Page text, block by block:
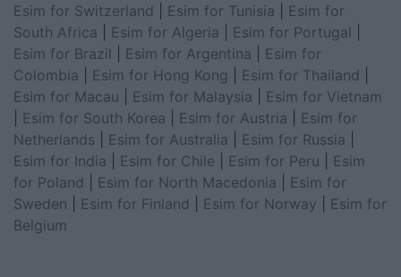
Esim for Switzerland
Esim for Tunisia
Esim for
South Africa
Esim for Algeria Esim for Portugal
Esim for Brazil
Esim for Argentina
Esim for
Colombia
Esim for Hong Kong Esim for Thailand
Esim for Macau
Esim for Malaysia
Esim for Vietnam
Esim for South Korea Esim for Austria
Esim for
Netherlands
Esim for Australia Esim for Russia
Esim for India
Esim for Chile Esim for Peru
Esim
for Poland
Esim for North Macedonia
Esim for
Sweden
Esim for Finland Esim for Norway
Esim for
Belgium